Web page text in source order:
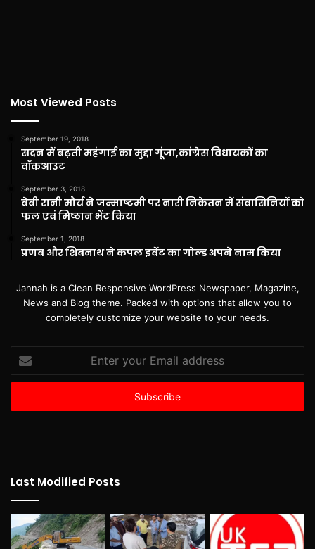
Most Viewed Posts
September 19, 2018
सदन में बढ़ती महंगाई का मुद्दा गूंजा,कांग्रेस विधायकों का
वॉकआउट
September 3, 2018
बेबी रानी मौर्य ने जन्माष्टमी पर नारी निकेतन में संवासिनियों को
फल एवं मिष्ठान भेंट किया
September 1, 2018
प्रणब और शिबनाथ ने कपल इवेंट का गोल्ड अपने नाम किया
Jannah is a Clean Responsive WordPress Newspaper, Magazine,
News and Blog theme. Packed with options that allow you to
completely customize your website to your needs.
your
Email
Last Modified Posts